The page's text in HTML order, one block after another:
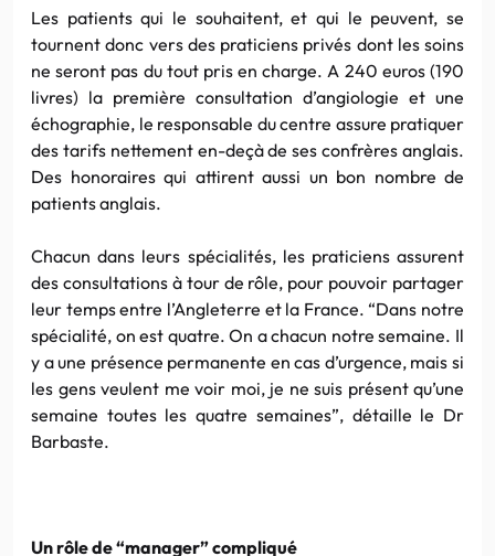
Les patients qui le souhaitent, et qui le peuvent, se
tournent donc vers des praticiens privés dont les soins
ne seront pas du tout pris en charge. A 240 euros (190
livres) la première consultation d’angiologie et une
échographie, le responsable du centre assure pratiquer
des tarifs nettement en-deçà de ses confrères anglais.
Des honoraires qui attirent aussi un bon nombre de
patients anglais.
Chacun dans leurs spécialités, les praticiens assurent
des consultations à tour de rôle, pour pouvoir partager
leur temps entre l’Angleterre et la France. “Dans notre
spécialité, on est quatre. On a chacun notre semaine. Il
y a une présence permanente en cas d’urgence, mais si
les gens veulent me voir moi, je ne suis présent qu’une
semaine toutes les quatre semaines”, détaille le Dr
Barbaste.
Un rôle de “manager” compliqué